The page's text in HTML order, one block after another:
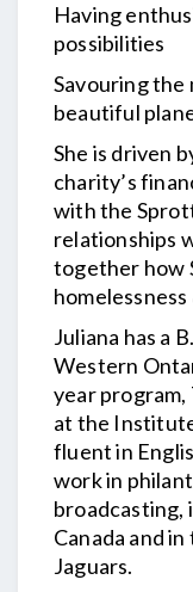
Having
possibilities
Savouring the
beautiful
She is driven
charity’s
with the
relationships
together how
Juliana has a
Western
year
at the
fluent in
work in
broadcasting,
Canada and
Jaguars.